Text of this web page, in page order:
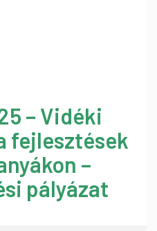
– Vidéki
fejlesztések
–
pályázat